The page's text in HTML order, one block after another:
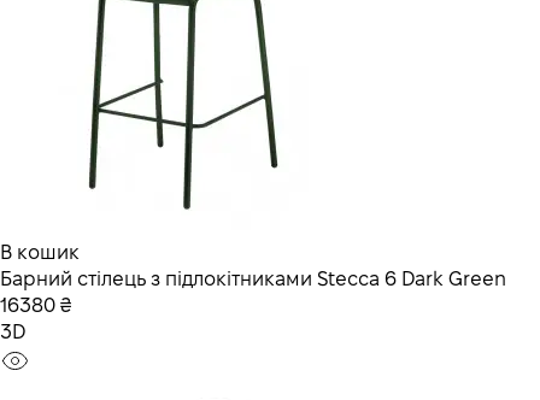
В кошик
Барний стілець з підлокітниками Stecca 6 Dark Green
16380 ₴
3D